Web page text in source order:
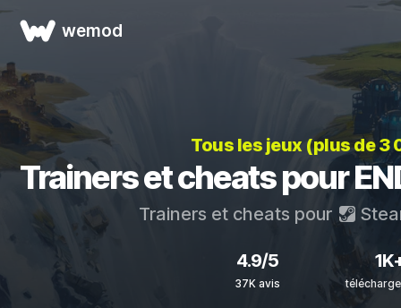
wemod
Tous les jeux (plus de 3
Trainers et cheats pour
Trainers et cheats pour
4.9/5
37K avis